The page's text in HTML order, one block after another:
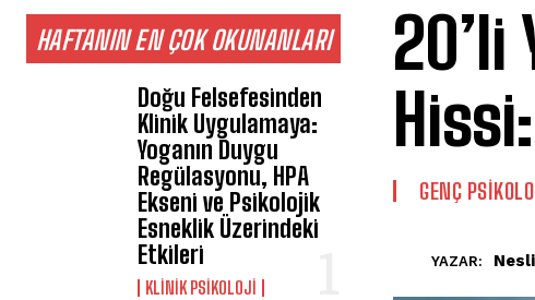
HAFTANIN EN ÇOK OKUNANLARI
Doğu Felsefesinden
Klinik Uygulamaya:
Yoganın Duygu
Regülasyonu, HPA
Ekseni ve Psikolojik
Esneklik Üzerindeki
Etkileri
KLINIK PSIKOLOJI
20’li
GENÇ
YAZAR: